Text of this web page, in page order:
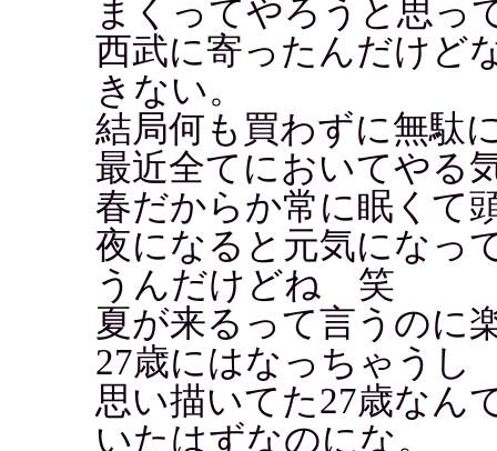
まくってやろうと思っ
西武に寄ったんだけど
きない。
結局何も買わずに無駄
最近全てにおいてやる
春だからか常に眠くて
夜になると元気になっ
うんだけどね 笑
夏が来るって言うのに
27歳にはなっちゃうし
思い描いてた27歳なん
いたはずなのにな。